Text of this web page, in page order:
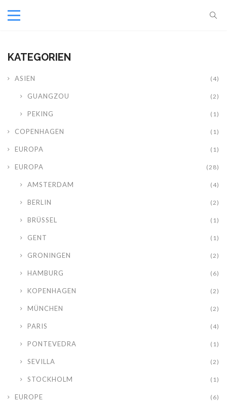
KATEGORIEN
ASIEN (4)
GUANGZOU (2)
PEKING (1)
COPENHAGEN (1)
EUROPA (1)
EUROPA (28)
AMSTERDAM (4)
BERLIN (2)
BRÜSSEL (1)
GENT (1)
GRONINGEN (2)
HAMBURG (6)
KOPENHAGEN (2)
MÜNCHEN (2)
PARIS (4)
PONTEVEDRA (1)
SEVILLA (2)
STOCKHOLM (1)
EUROPE (6)